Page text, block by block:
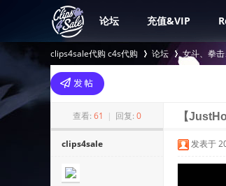
论坛 充值&VIP
clips4sale代购 c4s代购
>
论坛 女斗、拳
查看: 61 | 回复: 0 【
clips4sale 发表于